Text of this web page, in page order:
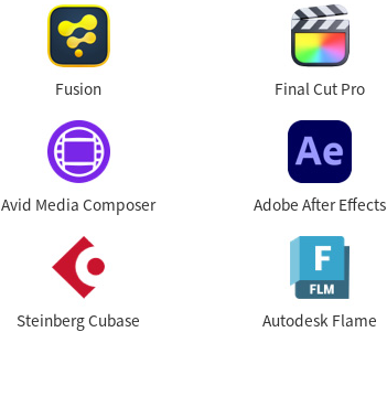
Fusion Final Cut Pro
Avid Media Composer Adobe After Effects
Steinberg Cubase Autodesk Flame